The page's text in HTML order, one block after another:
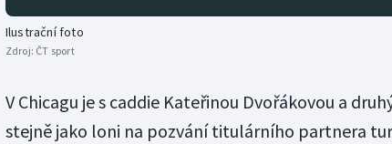
Ilustrační foto
Zdroj: ČT sport
V Chicagu je s caddie Kateřinou Dvořákovou a
stejně jako loni na pozvání titulárního partnera